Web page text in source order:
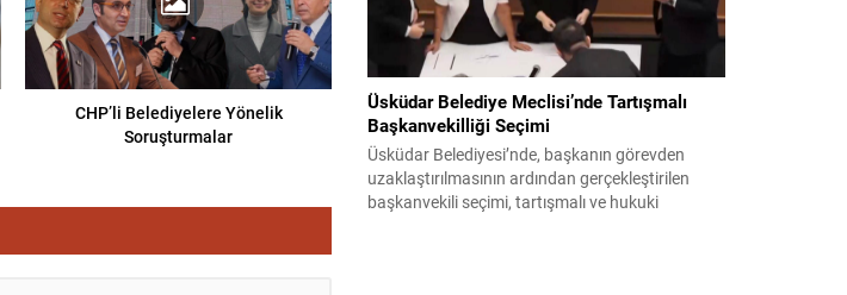
CHP’li Belediyelere Yönelik
Soruşturmalar
Üsküdar Belediye Meclisi’nde Tartışmalı
Başkanvekilliği Seçimi
Üsküdar Belediyesi’nde, başkanın görevden
uzaklaştırılmasının ardından gerçekleştirilen
başkanvekili seçimi, tartışmalı ve hukuki